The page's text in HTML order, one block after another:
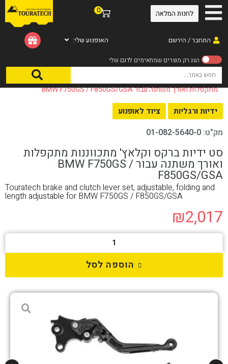
התחבר / הירשם
0
האופנוע שלי:
לחנות המלאה
עמוד הבית/
/ סט ידיות ברקס וקלאץ' מתכווננות
מתקפלות ואורך משתנה עבור BMW F750GS / F850GS/GSA
ידיות ורגליות ציוד לאופנוע
מק"ט: 01-082-5640-0
סט ידיות ברקס וקלאץ' מתכווננות מתקפלות
ואורך משתנה עבור BMW F750GS /
F850GS/GSA
Touratech brake and clutch lever set, adjustable, folding and
length adjustable for BMW F750GS / F850GS/GSA
₪2,017
הוספה לסל